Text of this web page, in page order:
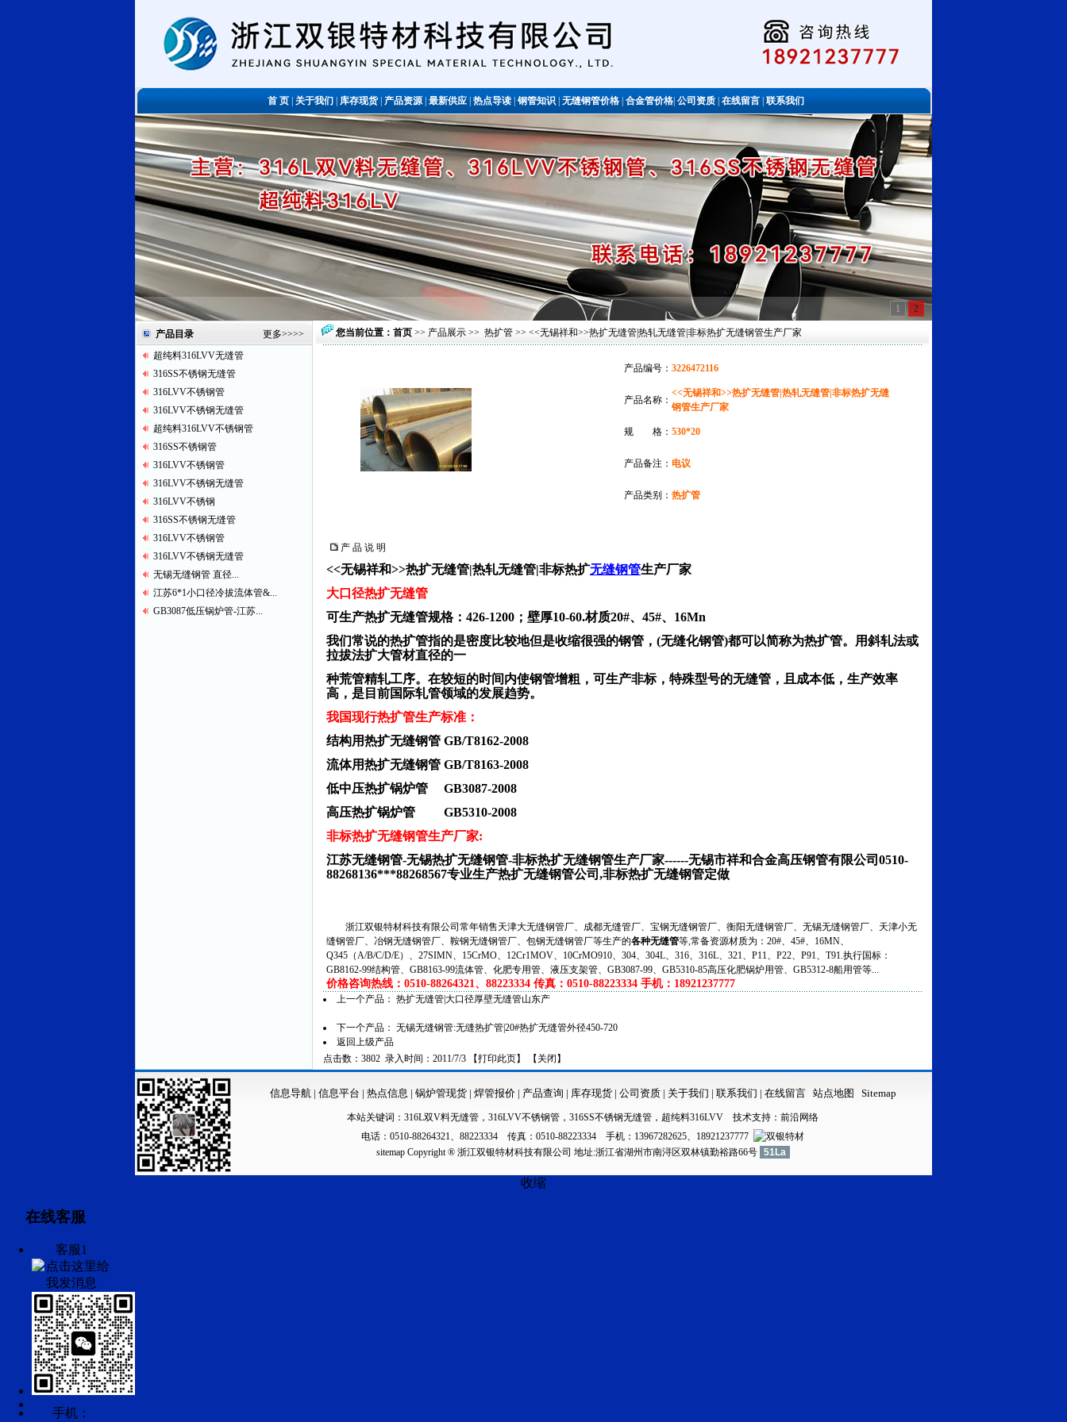
首 页关于我们库存现货|产品资源|最新供应|热点导读钢管知识无缝钢管价格合金管价格公司资质在线留言|联系我们
不锈钢管 1 2
产品目录 更多>>>>
超纯料316LVV无缝管
316SS不锈钢无缝管
316LVV不锈钢管
316LVV不锈钢无缝管
超纯料316LVV不锈钢管
316SS不锈钢管
316LVV不锈钢管
316LVV不锈钢无缝管
316LVV不锈钢
316SS不锈钢无缝管
316LVV不锈钢管
316LVV不锈钢无缝管
无锡无缝钢管 直径...
江苏6*1小口径冷拔流体管&...
GB3087低压锅炉管-江苏...
您当前位置： 首页 >> 产品展示 >> 热扩管 >> <<无锡祥和>>热扩无缝管|热轧无缝管|非标热扩无缝钢管生产厂家
产品编号： 3226472116
产品名称：
<<无锡祥和>>热扩无缝管|热轧无缝管|非标热扩无缝
钢管生产厂家
规 格： 530*20
产品备注： 电议
产品类别： 热扩管
产 品 说 明
<<无锡祥和>>热扩无缝管|热轧无缝管|非标热扩无缝钢管生产厂家
大口径热扩无缝管
可生产热扩无缝管规格：426-1200；壁厚10-60.材质20#、45#、16Mn
我们常说的热扩管指的是密度比较地但是收缩很强的钢管，(无缝化钢管)都可以简称为热扩管。用斜轧法或
拉拔法扩大管材直径的一
种荒管精轧工序。在较短的时间内使钢管增粗，可生产非标，特殊型号的无缝管，且成本低，生产效率
高，是目前国际轧管领域的发展趋势。
我国现行热扩管生产标准：
结构用热扩无缝钢管 GB/T8162-2008
流体用热扩无缝钢管 GB/T8163-2008
低中压热扩锅炉管 GB3087-2008
高压热扩锅炉管 GB5310-2008
非标热扩无缝钢管生产厂家:
江苏无缝钢管-无锡热扩无缝钢管-非标热扩无缝钢管生产厂家------无锡市祥和合金高压钢管有限公司0510-
88268136***88268567专业生产热扩无缝钢管公司,非标热扩无缝钢管定做
浙江双银特材科技有限公司常年销售天津大无缝钢管厂、成都无缝管厂、宝钢无缝钢管厂、衡阳无缝钢管厂、无锡无缝钢管厂、天津小无
缝钢管厂、冶钢无缝钢管厂、鞍钢无缝钢管厂、包钢无缝钢管厂等生产的各种无缝管等,常备资源材质为：20#、45#、16MN、
Q345（A/B/C/D/E）、27SIMN、15CrMO、12Cr1MOV、10CrMO910、304、304L、316、316L、321、P11、P22、P91、T91.执行国标：
GB8162-99结构管、GB8163-99流体管、化肥专用管、液压支架管、GB3087-99、GB5310-85高压化肥锅炉用管、GB5312-8船用管等...
价格咨询热线：0510-88264321、88223334 传真：0510-88223334 手机：18921237777
上一个产品： 热扩无缝管|大口径厚壁无缝管山东产
下一个产品： 无锡无缝钢管:无缝热扩管|20#热扩无缝管外径450-720
返回上级产品
点击数：3802 录入时间：2011/7/3 【打印此页】 【 关闭 】
信息导航| 信息平台 | 热点信息 | 锅炉管现货 | 焊管报价| 产品查询 | 库存现货 | 公司资质 | 关于我们 | 联系我们 | 在线留言 站点地图 Sitemap
本站关键词： 316L双V料无缝管 ， 316LVV不锈钢管 ， 316SS不锈钢无缝管 ， 超纯料316LVV 技术支持： 前沿网络
电话：0510-88264321、88223334 传真：0510-88223334 手机：13967282625、18921237777
sitemapCopyright ® 浙江双银特材科技有限公司 地址:浙江省湖州市南浔区双林镇勤裕路66号 51La
收缩
在线客服
客服1
手机：